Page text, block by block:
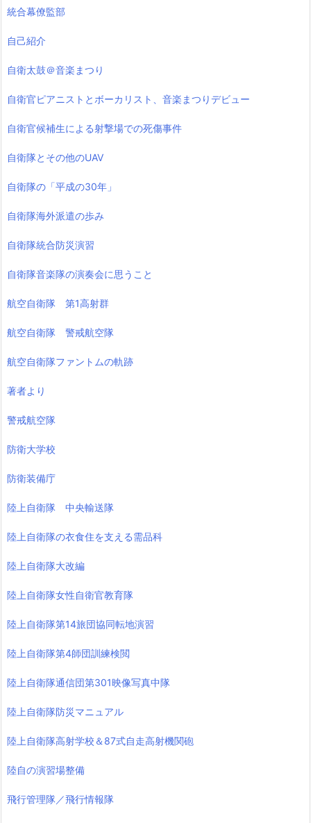
統合幕僚監部
自己紹介
自衛太鼓＠音楽まつり
自衛官ピアニストとボーカリスト、音楽まつりデビュー
自衛官候補生による射撃場での死傷事件
自衛隊とその他のUAV
自衛隊の「平成の30年」
自衛隊海外派遣の歩み
自衛隊統合防災演習
自衛隊音楽隊の演奏会に思うこと
航空自衛隊 第1高射群
航空自衛隊 警戒航空隊
航空自衛隊ファントムの軌跡
著者より
警戒航空隊
防衛大学校
防衛装備庁
陸上自衛隊 中央輸送隊
陸上自衛隊の衣食住を支える需品科
陸上自衛隊大改編
陸上自衛隊女性自衛官教育隊
陸上自衛隊第14旅団協同転地演習
陸上自衛隊第4師団訓練検閲
陸上自衛隊通信団第301映像写真中隊
陸上自衛隊防災マニュアル
陸上自衛隊高射学校＆87式自走高射機関砲
陸自の演習場整備
飛行管理隊／飛行情報隊